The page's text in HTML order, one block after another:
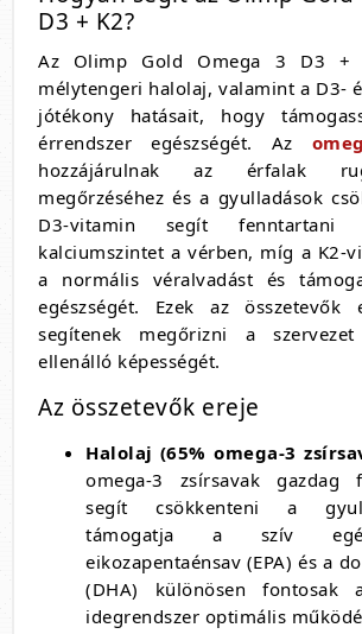
D3 + K2?
Az Olimp Gold Omega 3 D3 +
mélytengeri halolaj, valamint a D3-
jótékony hatásait, hogy
érrendszer egészségét. Az
hozzájárulnak az érfalak
megőrzéséhez és a gyulladások
D3-vitamin segít fenntartani
kalciumszintet a vérben, míg a K2-
a normális véralvadást és
egészségét. Ezek az összetevők
segítenek megőrizni a
ellenálló képességét.
Az összetevők ereje
Halolaj (65% omega-3
omega-3 zsírsavak gazdag
segít csökkenteni a
támogatja a szív
eikozapentaénsav (EPA) és a
(DHA) különösen
idegrendszer optimális